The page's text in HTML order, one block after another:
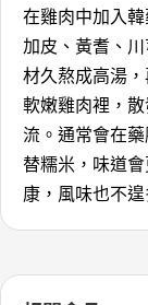
在雞肉中加入
加皮、黃耆、
材久熬成高湯
軟嫩雞肉裡，
流。通常會在
替糯米，味道
康，風味也不遑